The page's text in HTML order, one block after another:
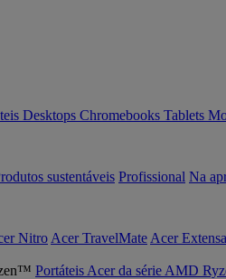
Desktops Chromebooks Tablets
sustentáveis Profissional Na
Nitro Acer TravelMate Acer Extensa
Portáteis Acer da série AMD